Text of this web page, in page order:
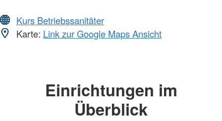
Kurs Betriebssanitäter
Karte: Link zur Google Maps Ansicht
Einrichtungen im
Überblick